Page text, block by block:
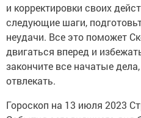
и корректировки своих
следующие шаги,
неудачи. Все это поможет
двигаться вперед и
закончите все начатые
отвлекать.
Гороскоп на 13 июля 2023